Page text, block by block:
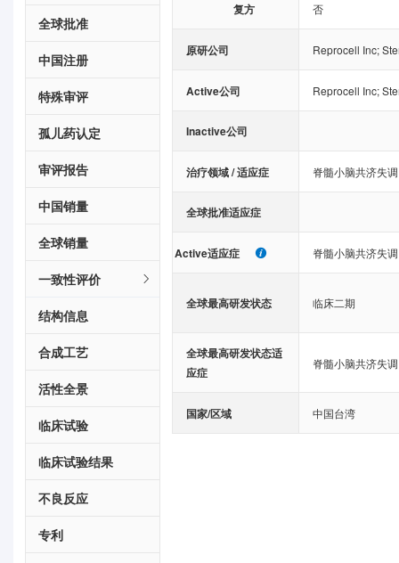
全球批准
中国注册
特殊审评
孤儿药认定
审评报告
中国销量
全球销量
一致性评价
结构信息
合成工艺
活性全景
临床试验
临床试验结果
不良反应
专利
复方 否
原研公司 Reprocell Inc;
Active公司 Reprocell Inc;
Inactive公司
治疗领域 / 适应症 脊髓小脑共济失调
全球批准适应症
Active适应症 脊髓小脑共济失调
全球最高研发状态 临床二期
全球最高研发状态适
应症
脊髓小脑共济失调
国家/区域 中国台湾